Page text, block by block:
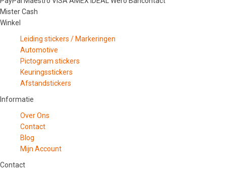
Mister Cash
Winkel
Leiding stickers / Markeringen
Automotive
Pictogram stickers
Keuringsstickers
Afstandstickers
Informatie
Over Ons
Contact
Blog
Mijn Account
Contact